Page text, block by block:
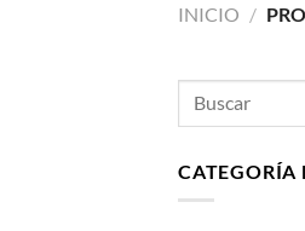
INICIO /
Buscar
CATEGORÍA